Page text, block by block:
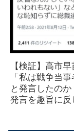
【検証】高市
「私は戦争当
と発言したの
発言を趣旨に反